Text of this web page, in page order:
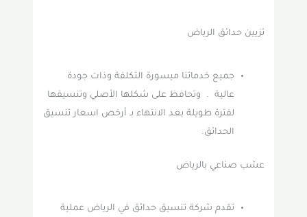
تزيين حدائق الرياض
جميع خدماتنا ميسورة التكلفة وذات جودة
عالية . وتحافظ على شكلها الأصلي وتنسيقها
لفترة طويلة بعد الانتهاء بـ أرخص اسعار تنسيق
الحدائق.
عشب صناعي بالرياض
تقدم شركة تنسيق حدائق في الرياض عملية